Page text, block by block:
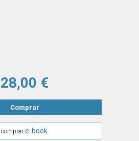
28,00 €
Comprar
comprare-book